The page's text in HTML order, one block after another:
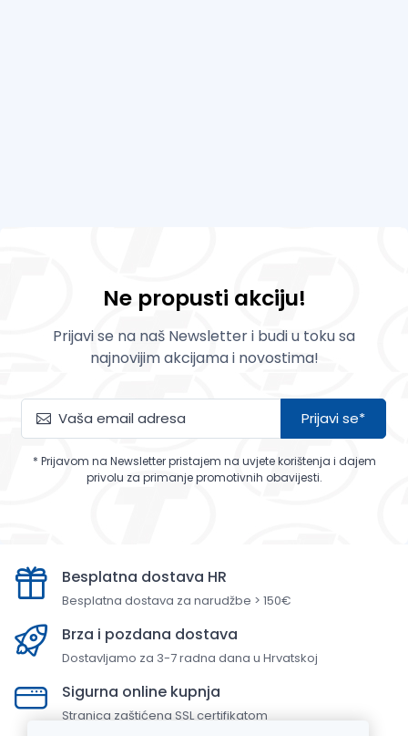
Ne propusti akciju!
Prijavi se na naš Newsletter i budi u toku sa
najnovijim akcijama i novostima!
Prijavi se*
* Prijavom na Newsletter pristajem na uvjete korištenja i dajem
privolu za primanje promotivnih obavijesti.
Besplatna dostava HR
Besplatna dostava za narudžbe > 150€
Brza i pozdana dostava
Dostavljamo za 3-7 radna dana u Hrvatskoj
Sigurna online kupnja
Stranica zaštićena SSL certifikatom